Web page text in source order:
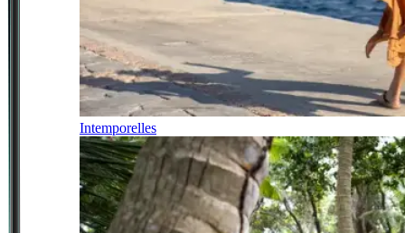
Intemporelles